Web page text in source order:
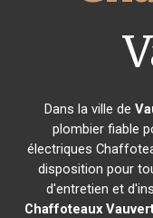
Dans la ville de
plombier fiable
électriques
disposition pour
d'entretien et
Chaffoteaux